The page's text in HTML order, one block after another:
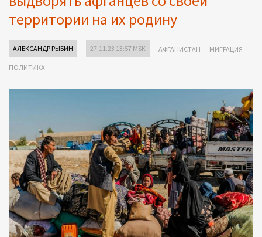
территории на их родину
АЛЕКСАНДР РЫБИН 27.11.23 13:57 MSK АФГАНИСТАН МИГРАЦИЯ
ПОЛИТИКА